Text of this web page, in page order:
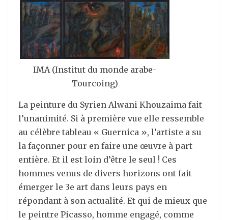
IMA (Institut du monde arabe-
Tourcoing)
La peinture du Syrien Alwani Khouzaima fait
l’unanimité. Si à première vue elle ressemble
au célèbre tableau « Guernica », l’artiste a su
la façonner pour en faire une œuvre à part
entière. Et il est loin d’être le seul ! Ces
hommes venus de divers horizons ont fait
émerger le 3e art dans leurs pays en
répondant à son actualité. Et qui de mieux que
le peintre Picasso, homme engagé, comme